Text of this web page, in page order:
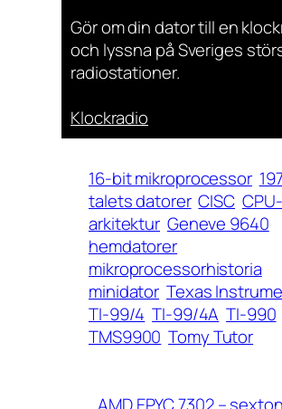
Gör om din dator till en
och lyssna på Sveriges
radiostationer.
Klockradio
16-bit mikroprocessor
talets datorer CISC CPU-
arkitektur Geneve 9640
hemdatorer
mikroprocessorhistoria
minidator Texas
TI-99/4 TI-99/4A TI-990
TMS9900 Tomy Tutor
AMD EPYC 7302 –